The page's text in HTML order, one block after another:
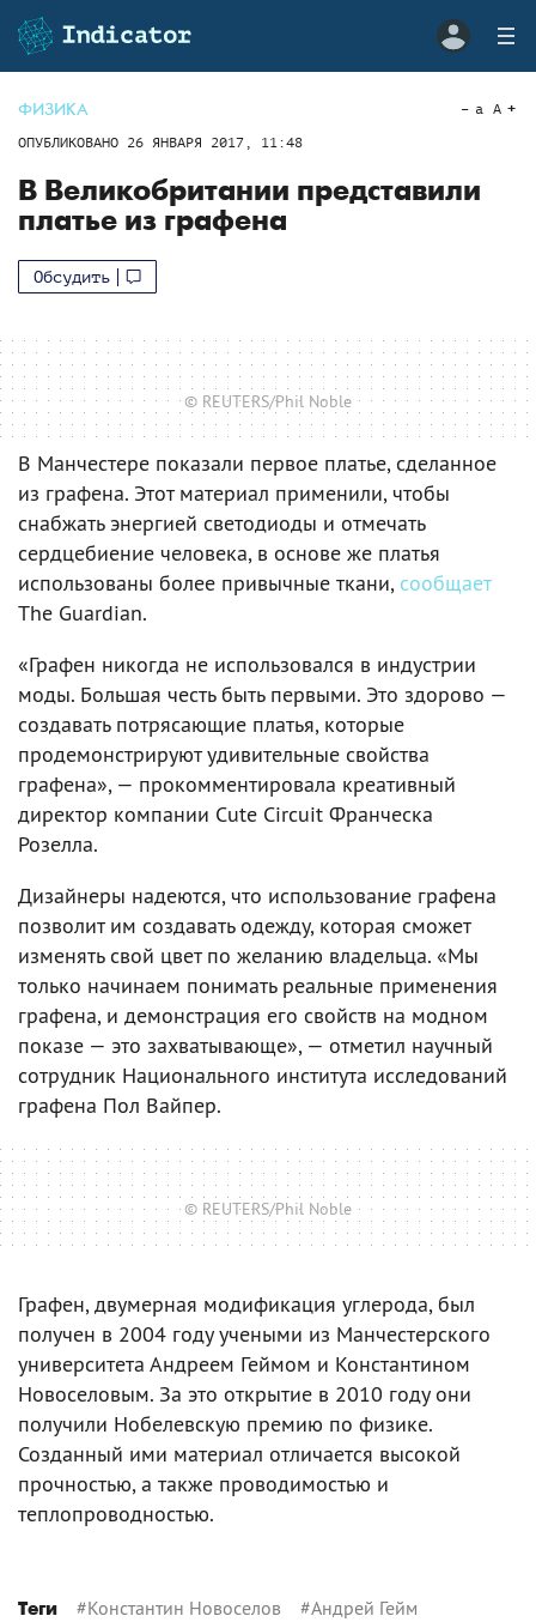
ФИЗИКА
ОПУБЛИКОВАНО 26 ЯНВАРЯ 2017, 11:48
a A
В Великобритании представили
платье из графена
Обсудить
© REUTERS/Phil Noble
В Манчестере показали первое платье, сделанное
из графена. Этот материал применили, чтобы
снабжать энергией светодиоды и отмечать
сердцебиение человека, в основе же платья
использованы более привычные ткани, сообщает
The Guardian.
«Графен никогда не использовался в индустрии
моды. Большая честь быть первыми. Это здорово —
создавать потрясающие платья, которые
продемонстрируют удивительные свойства
графена», — прокомментировала креативный
директор компании Cute Circuit Франческа
Розелла.
Дизайнеры надеются, что использование графена
позволит им создавать одежду, которая сможет
изменять свой цвет по желанию владельца. «Мы
только начинаем понимать реальные применения
графена, и демонстрация его свойств на модном
показе — это захватывающе», — отметил научный
сотрудник Национального института исследований
графена Пол Вайпер.
© REUTERS/Phil Noble
Графен, двумерная модификация углерода, был
получен в 2004 году учеными из Манчестерского
университета Андреем Геймом и Константином
Новоселовым. За это открытие в 2010 году они
получили Нобелевскую премию по физике.
Созданный ими материал отличается высокой
прочностью, а также проводимостью и
теплопроводностью.
Теги #Константин Новоселов #Андрей Гейм